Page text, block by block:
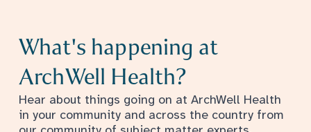
What's happening at
ArchWell Health?
Hear about things going on at ArchWell Health
in your community and across the country from